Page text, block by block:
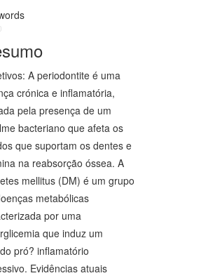
A periodontite é uma
crónica e inflamatória,
pela presença de um
bacteriano que afeta os
que suportam os dentes e
na reabsorção óssea. A
mellitus (DM) é um grupo
metabólicas
por uma
que induz um
pró? inflamatório
Evidências atuais